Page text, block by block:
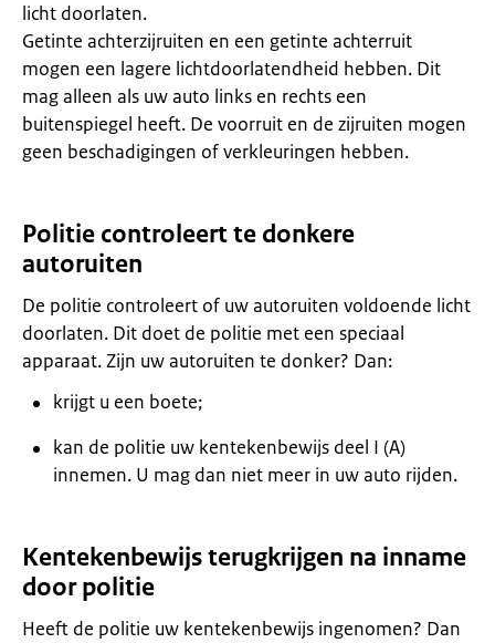
licht doorlaten.
Getinte achterzijruiten en een getinte achterruit
mogen een lagere lichtdoorlatendheid hebben. Dit
mag alleen als uw auto links en rechts een
buitenspiegel heeft. De voorruit en de zijruiten mogen
geen beschadigingen of verkleuringen hebben.
Politie controleert te donkere
autoruiten
De politie controleert of uw autoruiten voldoende licht
doorlaten. Dit doet de politie met een speciaal
apparaat. Zijn uw autoruiten te donker? Dan:
krijgt u een boete;
kan de politie uw kentekenbewijs deel I (A)
innemen. U mag dan niet meer in uw auto rijden.
Kentekenbewijs terugkrijgen na inname
door politie
Heeft de politie uw kentekenbewijs ingenomen? Dan